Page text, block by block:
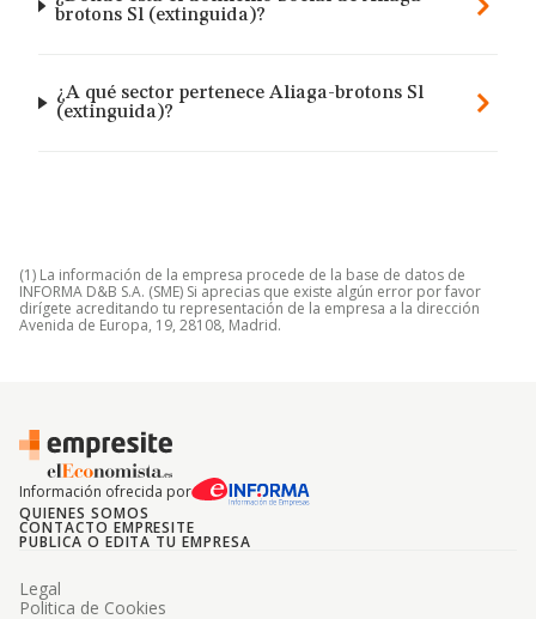
brotons Sl (extinguida)?
¿A qué sector pertenece Aliaga-brotons Sl
(extinguida)?
(1) La información de la empresa procede de la base de datos de
INFORMA D&B S.A. (SME) Si aprecias que existe algún error por favor
dirígete acreditando tu representación de la empresa a la dirección
Avenida de Europa, 19, 28108, Madrid.
Información ofrecida por
QUIENES SOMOS
CONTACTO EMPRESITE
PUBLICA O EDITA TU EMPRESA
Legal
Politica de Cookies